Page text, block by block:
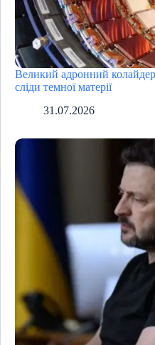
Великий адронний
сліди темної матерії
31.07.2026